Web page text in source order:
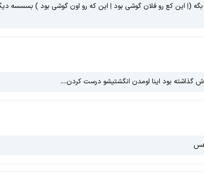
بگه (اِ این کع رو فلان گوشی بود اِ این که رو اون گوشی بود ) بسسسه
گذاشته بود اینا اومدن انگشتیشو درست کردن....
هس